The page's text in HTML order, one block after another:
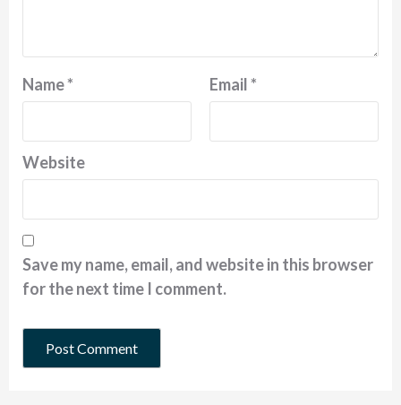
Name* Email*
Website
Save my name, email, and website in this browser
for the next time I comment.